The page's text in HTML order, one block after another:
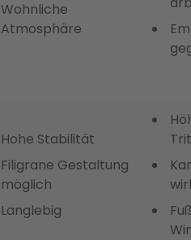
Wohnliche
Atmosphäre
Hohe Stabilität
Filigrane Gestaltung
möglich
Langlebig